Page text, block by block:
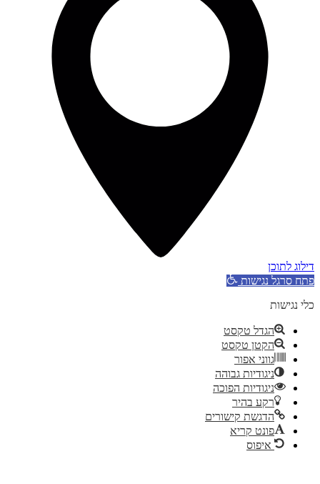
דילוג לתוכן
פתח סרגל נגישות
כלי נגישות
הגדל טקסט
הקטן טקסט
גווני אפור
ניגודיות גבוהה
ניגודיות הפוכה
רקע בהיר
הדגשת קישורים
פונט קריא
איפוס